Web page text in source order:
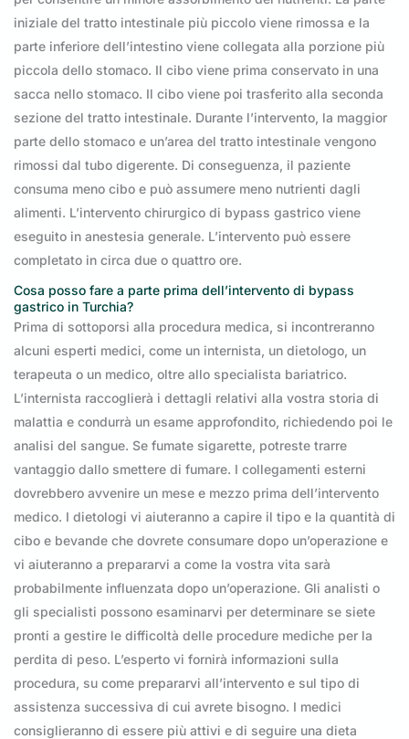
iniziale del tratto intestinale più piccolo viene rimossa e la
parte inferiore dell’intestino viene collegata alla porzione più
piccola dello stomaco. Il cibo viene prima conservato in una
sacca nello stomaco. Il cibo viene poi trasferito alla seconda
sezione del tratto intestinale. Durante l’intervento, la maggior
parte dello stomaco e un’area del tratto intestinale vengono
rimossi dal tubo digerente. Di conseguenza, il paziente
consuma meno cibo e può assumere meno nutrienti dagli
alimenti. L’intervento chirurgico di bypass gastrico viene
eseguito in anestesia generale. L’intervento può essere
completato in circa due o quattro ore.
Cosa posso fare a parte prima dell’intervento di bypass
gastrico in Turchia?
Prima di sottoporsi alla procedura medica, si incontreranno
alcuni esperti medici, come un internista, un dietologo, un
terapeuta o un medico, oltre allo specialista bariatrico.
L’internista raccoglierà i dettagli relativi alla vostra storia di
malattia e condurrà un esame approfondito, richiedendo poi le
analisi del sangue. Se fumate sigarette, potreste trarre
vantaggio dallo smettere di fumare. I collegamenti esterni
dovrebbero avvenire un mese e mezzo prima dell’intervento
medico. I dietologi vi aiuteranno a capire il tipo e la quantità di
cibo e bevande che dovrete consumare dopo un’operazione e
vi aiuteranno a prepararvi a come la vostra vita sarà
probabilmente influenzata dopo un’operazione. Gli analisti o
gli specialisti possono esaminarvi per determinare se siete
pronti a gestire le difficoltà delle procedure mediche per la
perdita di peso. L’esperto vi fornirà informazioni sulla
procedura, su come prepararvi all’intervento e sul tipo di
assistenza successiva di cui avrete bisogno. I medici
consiglieranno di essere più attivi e di seguire una dieta